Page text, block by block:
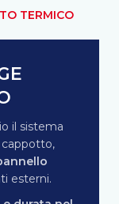
TERMICO
il sistema
cappotto,
esterni.